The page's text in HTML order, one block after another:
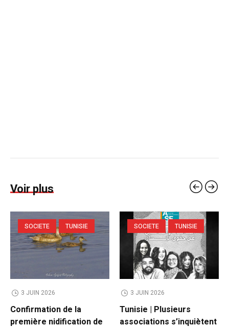
Voir plus
SOCIETE TUNISIE
3 JUIN 2026
Confirmation de la
première nidification de
SOCIETE TUNISIE
3 JUIN 2026
Tunisie | Plusieurs
associations s’inquiètent